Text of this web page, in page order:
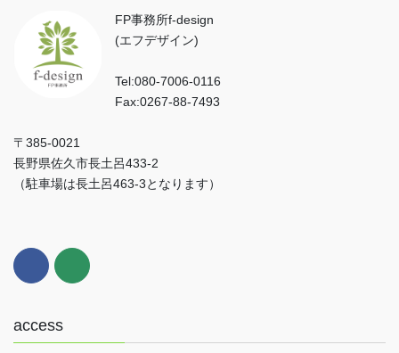
FP事務所f-design
(エフデザイン)
Tel:080-7006-0116
Fax:0267-88-7493
〒385-0021
長野県佐久市長土呂433-2
（駐車場は長土呂463-3となります）
access